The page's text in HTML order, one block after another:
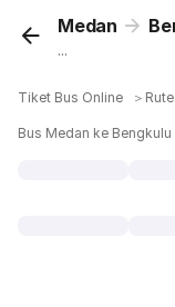
Medan
...
Tiket Bus Online ＞
Bus Medan ke Bengkulu